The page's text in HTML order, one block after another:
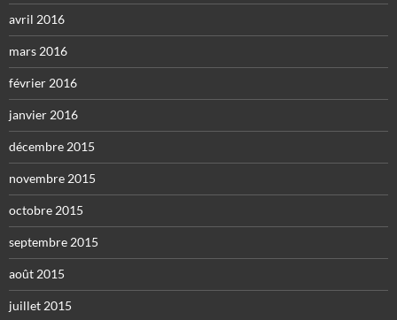
avril 2016
mars 2016
février 2016
janvier 2016
décembre 2015
novembre 2015
octobre 2015
septembre 2015
août 2015
juillet 2015